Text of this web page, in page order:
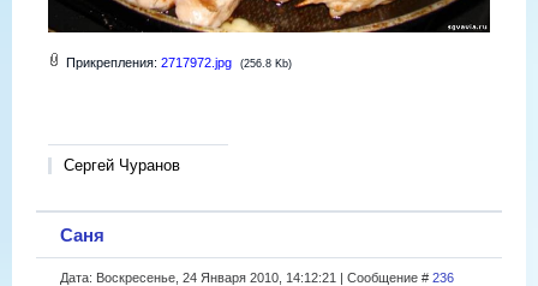
Прикрепления: 2717972.jpg (256.8 Kb)
Сергей Чуранов
Саня
Дата: Воскресенье, 24 Января 2010, 14:12:21 | Сообщение # 236